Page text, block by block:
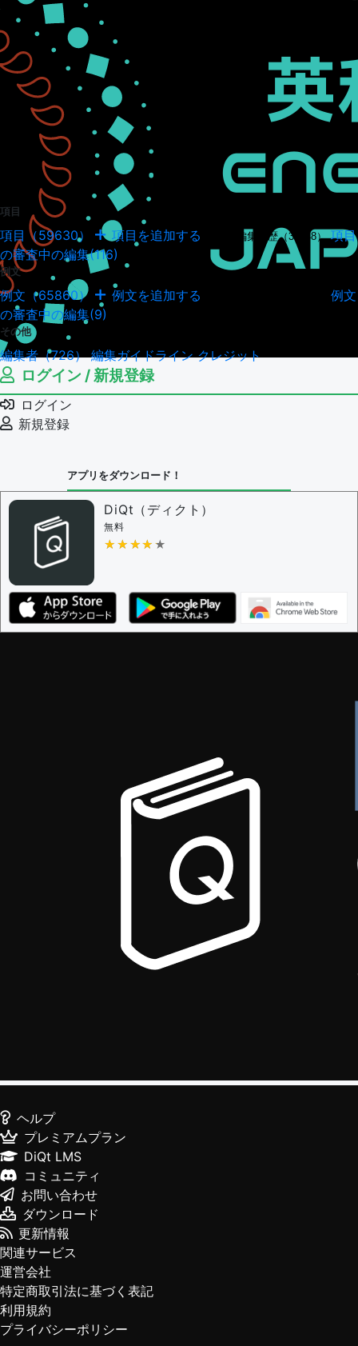
項目
項目（59630） 項目を追加する 項目の編集履歴（34948） 項目
の審査中の編集(116)
例文
例文（65860） 例文を追加する
例文
の審査中の編集(9)
その他
編集者（726）編集ガイドラインクレジット
ログイン / 新規登録
ログイン
新規登録
アプリをダウンロード！
DiQt（ディクト）
無料
★★★★★
★★★★★
ヘルプ
プレミアムプラン
DiQt LMS
コミュニティ
お問い合わせ
ダウンロード
更新情報
関連サービス
運営会社
特定商取引法に基づく表記
利用規約
プライバシーポリシー